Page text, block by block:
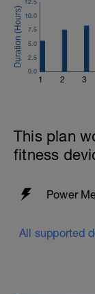
1 2 3
0.0
2.5
5.0
7.5
10.0
12.5
This plan
fitness
Power
All supported